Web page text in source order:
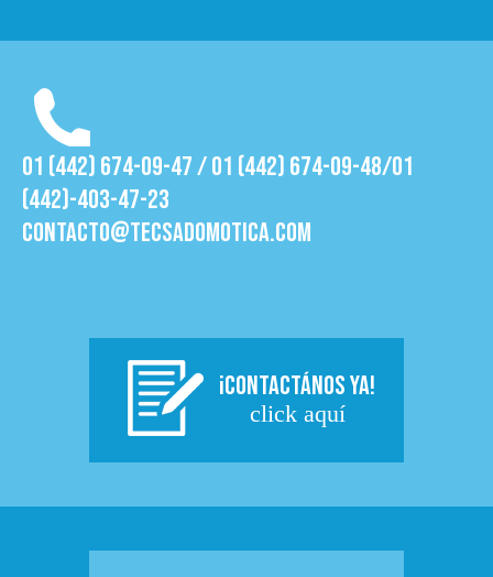
01 (442) 674-09-47 / 01 (442) 674-09-48/01
(442)-403-47-23
contacto@tecsadomotica.com
¡CONTACTÁNOS YA!
click aquí